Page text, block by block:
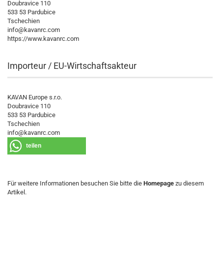
Doubravice 110
533 53 Pardubice
Tschechien
info@kavanrc.com
https://www.kavanrc.com
Importeur / EU-Wirtschaftsakteur
KAVAN Europe s.r.o.
Doubravice 110
533 53 Pardubice
Tschechien
info@kavanrc.com
teilen
Für weitere Informationen besuchen Sie bitte die Homepage zu diesem
Artikel.